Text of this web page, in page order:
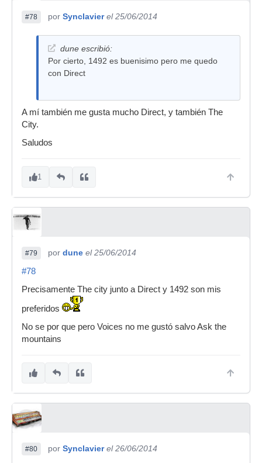
#78 por Synclavier el 25/06/2014
dune escribió:
Por cierto, 1492 es buenisimo pero me quedo
con Direct
A mí también me gusta mucho Direct, y también The
City.
Saludos
1
#79 por dune el 25/06/2014
#78
Precisamente The city junto a Direct y 1492 son mis
preferidos
No se por que pero Voices no me gustó salvo Ask the
mountains
#80 por Synclavier el 26/06/2014